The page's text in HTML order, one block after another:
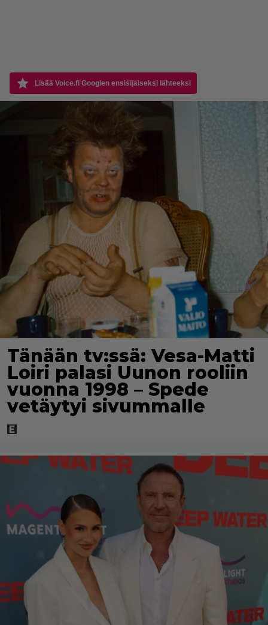
Lisää Voice.fi Googlen ensisijaiseksi lähteeksi
Tänään tv:ssä: Vesa-Matti
Loiri palasi Uunon rooliin
vuonna 1998 – Spede
vetäytyi sivummalle